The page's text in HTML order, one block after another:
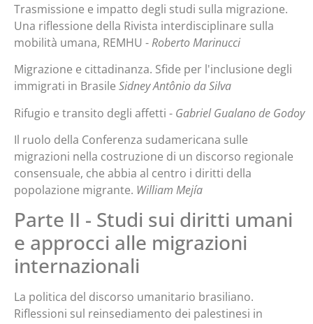
Trasmissione e impatto degli studi sulla migrazione.
Una riflessione della Rivista interdisciplinare sulla
mobilità umana, REMHU -Roberto Marinucci
Migrazione e cittadinanza. Sfide per l'inclusione degli
immigrati in Brasile Sidney Antônio da Silva
Rifugio e transito degli affetti - Gabriel Gualano de Godoy
Il ruolo della Conferenza sudamericana sulle
migrazioni nella costruzione di un discorso regionale
consensuale, che abbia al centro i diritti della
popolazione migrante. William Mejía
Parte II - Studi sui diritti umani
e approcci alle migrazioni
internazionali
La politica del discorso umanitario brasiliano.
Riflessioni sul reinsediamento dei palestinesi in